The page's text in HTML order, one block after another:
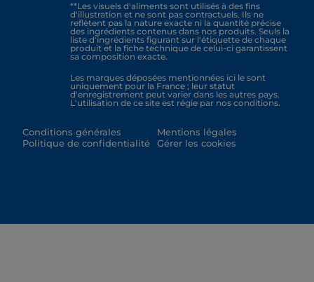
**Les visuels d'aliments sont utilisés à des fins
d'illustration et ne sont pas contractuels. Ils ne
reflètent pas la nature exacte ni la quantité précise
des ingrédients contenus dans nos produits. Seuls la
liste d'ingrédients figurant sur l'étiquette de chaque
produit et la fiche technique de celui-ci garantissent
sa composition exacte.
Les marques déposées mentionnées ici le sont
uniquement pour la France ; leur statut
d'enregistrement peut varier dans les autres pays.
L'utilisation de ce site est régie par nos conditions.
Conditions générales
Politique de confidentialité
Mentions légales
Gérer les cookies